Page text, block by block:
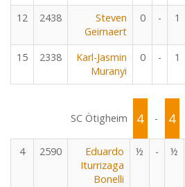
12 2438
Steven
Geirnaert
0 - 1
15 2338
Karl-Jasmin
Muranyi
0 - 1
SC Ötigheim 4 - 4
4
2590
Eduardo
Iturrizaga
Bonelli
½ - ½